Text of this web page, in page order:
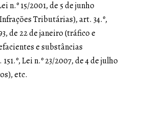
n.º 15/2001, de 5 de junho
Tributárias), art. 34.º,
de 22 de janeiro (tráfico e
e substâncias
Lei n.º 23/2007, de 4 de julho
etc.